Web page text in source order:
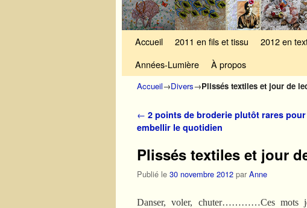
Accueil 2011 en fils et tissu 2012 en
Années-Lumière
À propos
Accueil→Divers→Plissés textiles et jour de
Navigation des articles
← 2 points de broderie plutôt rares pour
embellir le quotidien
Plissés textiles et jour
Publié le 30 novembre 2012 par Anne
Danser, voler, chuter…………Ces mots